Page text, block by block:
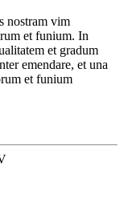
nostram vim
et funium. In
et gradum
emendare, et una
et funium